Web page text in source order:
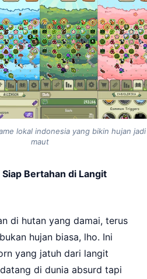
lokal indonesia yang bikin hujan jadi
maut
Bertahan di Langit
di hutan yang damai, terus
hujan biasa, lho. Ini
yang jatuh dari langit
di dunia absurd tapi